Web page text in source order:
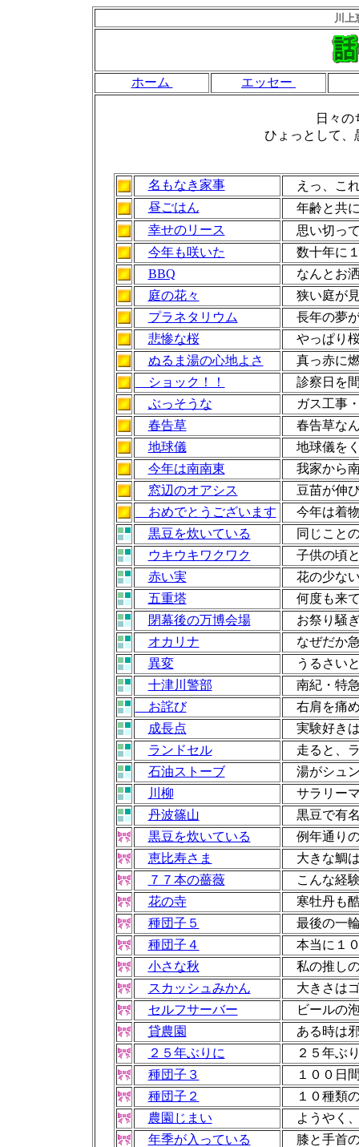
川上
ホーム エッセー
日々の
ひょっとして、
名もなき家事
えっ、こ
昼ごはん
年齢と共
幸せのリース
思い切っ
今年も咲いた
数十年に
BBQ
なんとお
庭の花々
狭い庭が
プラネタリウム
長年の夢
悲惨な桜
やっぱり
ぬるま湯の心地よさ
真っ赤に
ショック！！
診察日を
ぶっそうな
ガス工事
春告草
春告草な
地球儀
地球儀を
今年は南南東
我家から
窓辺のオアシス
豆苗が伸
おめでとうございます
今年は着
黒豆を炊いている
同じこと
ウキウキワクワク
子供の頃
赤い実
花の少な
五重塔
何度も来
閉幕後の万博会場
お祭り騒
オカリナ
なぜだか
異変
うるさい
十津川警部
南紀・特
お詫び
右肩を痛
成長点
実験好き
ランドセル
走ると、
石油ストーブ
湯がシュ
川柳
サラリー
丹波篠山
黒豆で有
黒豆を炊いている
例年通り
恵比寿さま
大きな鯛
７７本の薔薇
こんな経
花の寺
寒牡丹も
種団子５
最後の一
種団子４
本当に１
小さな秋
私の推し
スカッシュみかん
大きさは
セルフサーバー
ビールの
貸農園
ある時は
２５年ぶりに
２５年ぶ
種団子３
１００日
種団子２
１０種類
農園じまい
ようやく
年季が入っている
膝と手首